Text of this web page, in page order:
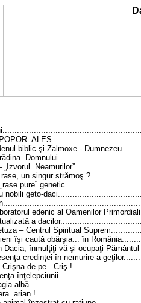
POPOR
şi Zalmoxe -
un singur strămoş
pure”
geto-
edenic al Oamenilor
a
Centrul Spiritual
caută obârşia... în
înmulţiţi-vă şi ocupaţi Pământul
credinţei în nemurire a
de pe...Criş